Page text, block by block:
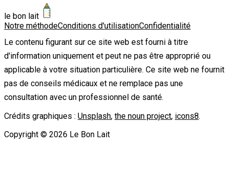
le bon lait
Notre méthodeConditions d'utilisationConfidentialité
Le contenu figurant sur ce site web est fourni à titre
d'information uniquement et peut ne pas être approprié ou
applicable à votre situation particulière. Ce site web ne fournit
pas de conseils médicaux et ne remplace pas une
consultation avec un professionnel de santé.
Crédits graphiques : Unsplash, the noun project, icons8.
Copyright © 2026 Le Bon Lait